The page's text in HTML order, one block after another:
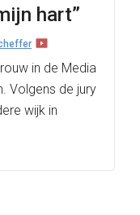
hart”
in de Media
Volgens de jury
wijk in